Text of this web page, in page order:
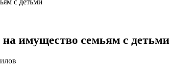
с детьми
имущество семьям с детьми